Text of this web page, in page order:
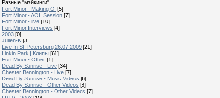
Разные "мэйкинги"
Fort Minor - Making Of [5]
Fort Minor - AOL Session [7]
Fort Minor - live [10]
Fort Minor Interviews [4]
2003 [0]
Julien-K [3]
Live In St. Petersburg 26.07.2009 [21]
Linkin Park | Клипы [61]
Fort Minor - Other [1]
Dead By Sunrise - Live [34]
Chester Bennington - Live [7]
Dead By Sunrise - Music Videos [6]
Dead By Sunrise - Other Videos [8]
Chester Bennington - Other Videos [7]